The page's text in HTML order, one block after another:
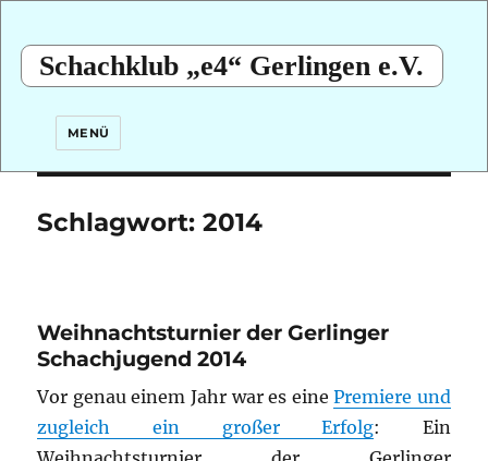
Schachklub „e4“ Gerlingen e.V.
MENÜ
Schlagwort:2014
Weihnachtsturnier der Gerlinger
Schachjugend 2014
Vor genau einem Jahr war es einePremiere und
zugleich ein großer Erfolg: Ein